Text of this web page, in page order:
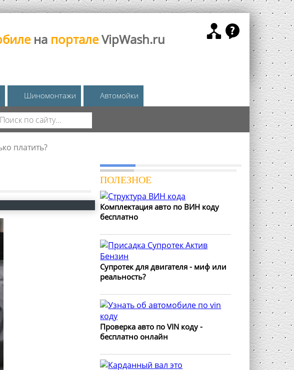
на порталеVipWash.ru
Шиномонтажи Автомойки
ПОИСКА
платить?
ПОЛЕЗНОЕ
Комплектация авто по ВИН коду
бесплатно
Супротек для двигателя - миф или
реальность?
Проверка авто по VIN коду -
бесплатно онлайн